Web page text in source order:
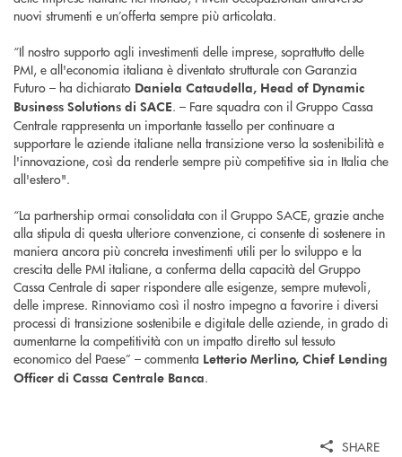
nuovi strumenti e un’offerta sempre più articolata.
“Il nostro supporto agli investimenti delle imprese, soprattutto delle
PMI, e all'economia italiana è diventato strutturale con Garanzia
Futuro – ha dichiarato Daniela Cataudella, Head of Dynamic
Business Solutions di SACE. – Fare squadra con il Gruppo Cassa
Centrale rappresenta un importante tassello per continuare a
supportare le aziende italiane nella transizione verso la sostenibilità e
l'innovazione, così da renderle sempre più competitive sia in Italia che
all'estero".
“La partnership ormai consolidata con il Gruppo SACE, grazie anche
alla stipula di questa ulteriore convenzione, ci consente di sostenere in
maniera ancora più concreta investimenti utili per lo sviluppo e la
crescita delle PMI italiane, a conferma della capacità del Gruppo
Cassa Centrale di saper rispondere alle esigenze, sempre mutevoli,
delle imprese. Rinnoviamo così il nostro impegno a favorire i diversi
processi di transizione sostenibile e digitale delle aziende, in grado di
aumentarne la competitività con un impatto diretto sul tessuto
economico del Paese” – commenta Letterio Merlino, Chief Lending
Officer di Cassa Centrale Banca.
SHARE